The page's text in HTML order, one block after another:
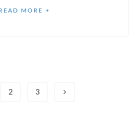
MORE +
2 3